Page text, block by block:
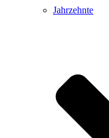
Jahrzehnte